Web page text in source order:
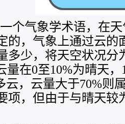
个气象学术语，在
的，气象上通过云的
多少，将天空状况分
量在0至10%为晴天
云，云量大于70%则
项，但由于与晴天较